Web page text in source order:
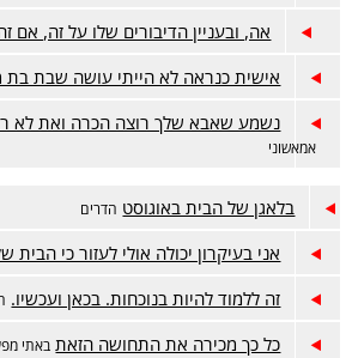
אה, ובעניין הדיבורים שלו על זה, אם
אישית כנראה לא הייתי עושה שבת בת
נשמע שאבא שלך רוצה הכרה ואת לא
אמאשוני
בלאגן של הבית באוגוסט הדרים
אני בעיקרון יכולה אולי לעזור כי הבית
זה ללמוד להיות בנוכחות. בכאן ועכשיו.
כל כך מכירה את התחושה הזאת באתי